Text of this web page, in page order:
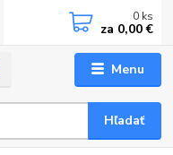
Menu
Hľadať
0 ks
za 0,00 €